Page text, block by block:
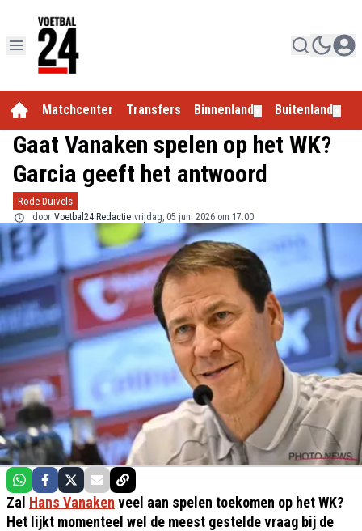
Matchcenter Transfers Binnenland Buitenland
Gaat Vanaken spelen op het WK?
Garcia geeft het antwoord
Rode Duivels
door Voetbal24 Redactie vrijdag, 05 juni 2026 om 17:00
Zal Hans Vanaken veel aan spelen toekomen op het WK?
Het lijkt momenteel wel de meest gestelde vraag bij de